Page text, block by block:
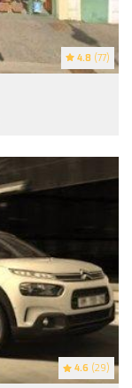
4.8 (77)
4.6 (29)